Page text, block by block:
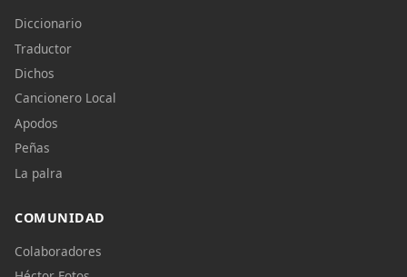
Diccionario
Traductor
Dichos
Cancionero Local
Apodos
Peñas
La palra
COMUNIDAD
Colaboradores